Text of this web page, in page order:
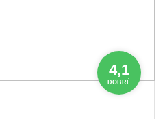
4,1
DOBRÉ